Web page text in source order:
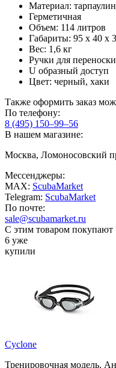
Материал: тарпаулин
Герметичная
Объем: 114 литров
Габариты: 95 x 40 x
Вес: 1,6 кг
Ручки для переноски
U образный доступ
Цвет: черный, хаки
Также оформить заказ
По телефону:
8 (495) 150–99–56
В нашем магазине:
Москва, Ломоносовский
Мессенджеры:
MAX: ScubaMarket
Telegram: ScubaMarket
По почте:
sale@scubamarket.ru
С этим товаром покупают
6 уже
купили
Cyclone
Тренировочная модель.